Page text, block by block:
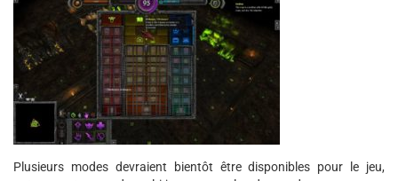
Plusieurs modes devraient bientôt être disponibles pour le jeu,